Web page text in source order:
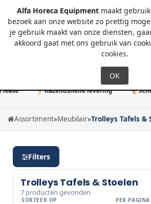
Alfa Horeca Equipmentmaakt gebruik
bezoek aan onze website zo prettig
je gebruik maakt van onze diensten,
akkoord gaat met ons gebruik van
cookies.
Razendsnelle levering
Assortiment»Meubilair»Trolleys Tafels &
Filters
Trolleys Tafels & Stoelen
7 producten gevonden
SORTEER OP PER PAGINA